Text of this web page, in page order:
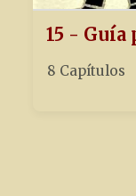
15 - Guía
8 Capítulos